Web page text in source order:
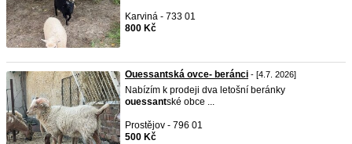
Karviná - 733 01
800 Kč
Ouessantská ovce- beránci - [4.7. 2026]
Nabízím k prodeji dva letošní beránky
ouessantské obce ...
Prostějov - 796 01
500 Kč